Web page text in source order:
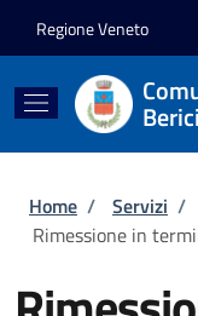
Regione Veneto
Berici
Briciole
Home / Servizi /
Rimessione in